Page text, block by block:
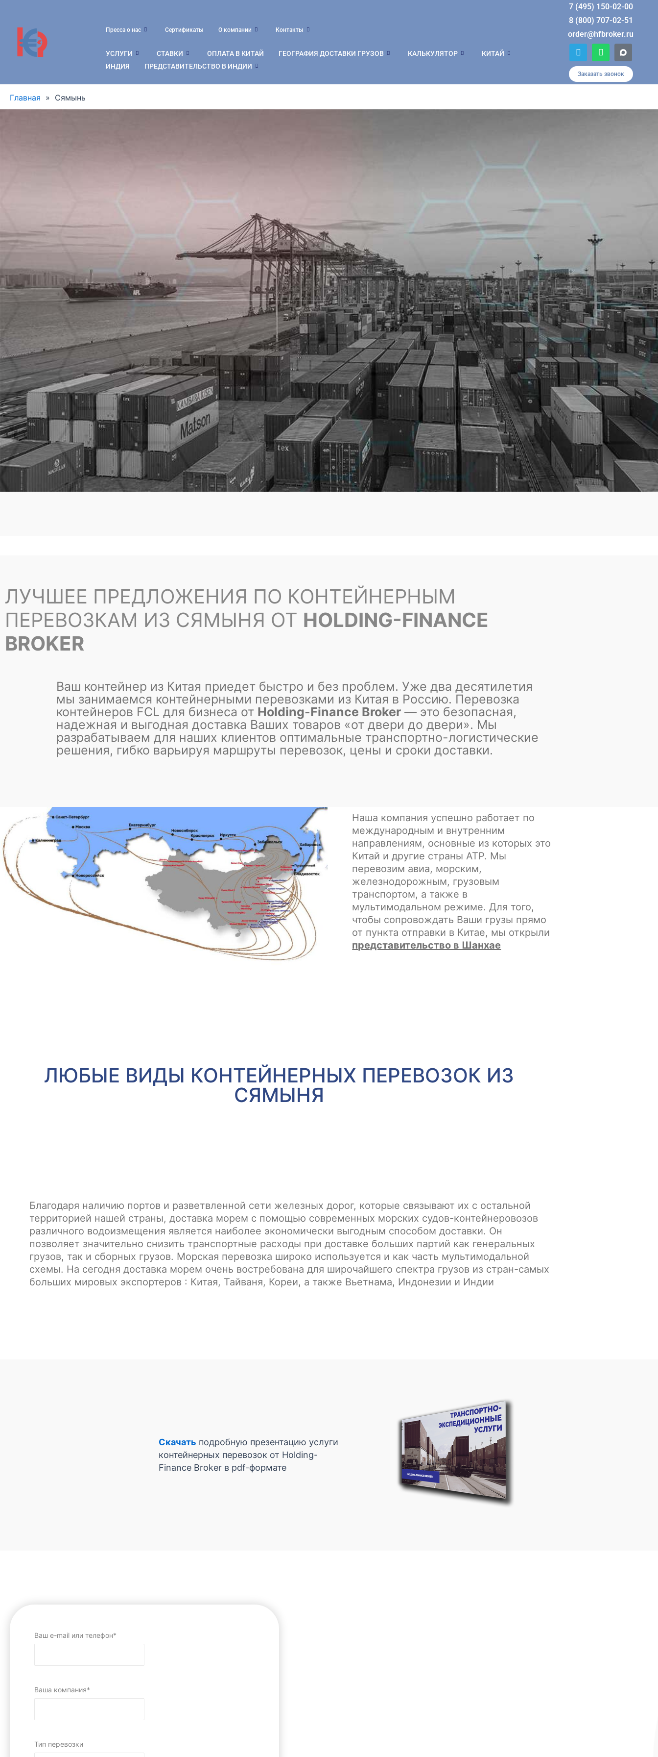
Пресса о нас Сертификаты О компании Контакты
УСЛУГИ СТАВКИ ОПЛАТА В КИТАЙ ГЕОГРАФИЯ ДОСТАВКИ ГРУЗОВ КАЛЬКУЛЯТОР
КИТАЙ
ИНДИЯ
ПРЕДСТАВИТЕЛЬСТВО В ИНДИИ
7 (495) 150-02-00
8 (800) 707-02-51
order@hfbroker.ru
T
e
l
e
g
m
W
h
a
t
s
p
Заказать звонок
Главная » Сямынь
ЛУЧШЕЕ ПРЕДЛОЖЕНИЯ ПО КОНТЕЙНЕРНЫМ
ПЕРЕВОЗКАМ ИЗ СЯМЫНЯ ОТ HOLDING-FINANCE
BROKER
Ваш контейнер из Китая приедет быстро и без проблем. Уже два десятилетия
мы занимаемся контейнерными перевозками из Китая в Россию. Перевозка
контейнеров FCL для бизнеса от Holding-Finance Broker — это безопасная,
надежная и выгодная доставка Ваших товаров «от двери до двери». Мы
разрабатываем для наших клиентов оптимальные транспортно-логистические
решения, гибко варьируя маршруты перевозок, цены и сроки доставки.
Наша компания успешно работает по
международным и внутренним
направлениям, основные из которых это
Китай и другие страны АТР. Мы
перевозим авиа, морским,
железнодорожным, грузовым
транспортом, а также в
мультимодальном режиме. Для того,
чтобы сопровождать Ваши грузы прямо
от пункта отправки в Китае, мы открыли
представительство в Шанхае
ЛЮБЫЕ ВИДЫ КОНТЕЙНЕРНЫХ ПЕРЕВОЗОК ИЗ
СЯМЫНЯ
Благодаря наличию портов и разветвленной сети железных дорог, которые связывают их с остальной
территорией нашей страны, доставка морем с помощью современных морских судов-контейнеровозов
различного водоизмещения является наиболее экономически выгодным способом доставки. Он
позволяет значительно снизить транспортные расходы при доставке больших партий как генеральных
грузов, так и сборных грузов. Морская перевозка широко используется и как часть мультимодальной
схемы. На сегодня доставка морем очень востребована для широчайшего спектра грузов из стран-самых
больших мировых экспортеров : Китая, Тайваня, Кореи, а также Вьетнама, Индонезии и Индии
Скачать подробную презентацию услуги
контейнерных перевозок от Holding-
Finance Broker в pdf-формате
Ваш e-mail или телефон*
Ваша компания*
Тип перевозки